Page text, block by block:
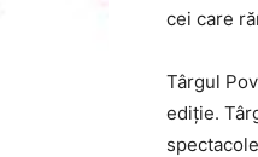
cei care
Târgul
ediție.